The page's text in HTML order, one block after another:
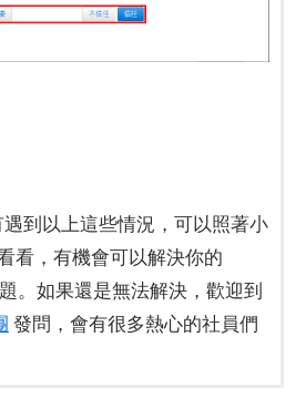
到以上這些情況，可以照著小
看，有機會可以解決你的
。如果還是無法解決，歡迎到
發問，會有很多熱心的社員們